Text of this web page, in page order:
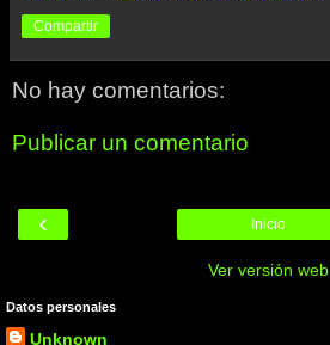
Compartir
No hay comentarios:
Publicar un comentario
‹ Inicio
Ver versión web
Datos personales
Unknown